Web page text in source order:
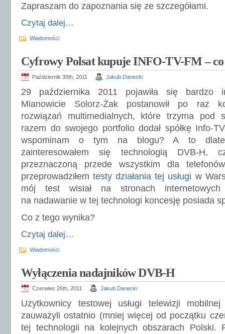
Zapraszam do zapoznania się ze szczegółami.
Czytaj dalej…
Wiadomości
Cyfrowy Polsat kupuje INFO-TV-FM –
Październik 30th, 2011 Jakub Danecki
29 października 2011 pojawiła się bardzo
Mianowicie Solorz-Żak postanowił po raz
rozwiązań multimedialnych, które trzyma pod
razem do swojego portfolio dodał spółkę Info-
wspominam o tym na blogu? A to
zainteresowałem się technologią DVB-H,
przeznaczoną przede wszystkim dla
przeprowadziłemtesty działania tej usługi w
mój test wisiał na stronach internetowych
na nadawanie w tej technologi koncesję posiada
Co z tego wynika?
Czytaj dalej…
Wiadomości
Wyłączenia nadajników DVB-H
Czerwiec 26th, 2011 Jakub Danecki
Użytkownicy testowej usługi telewizji
zauważyli ostatnio (mniej więcej od początku
tej technologii na kolejnych obszarach Polski.